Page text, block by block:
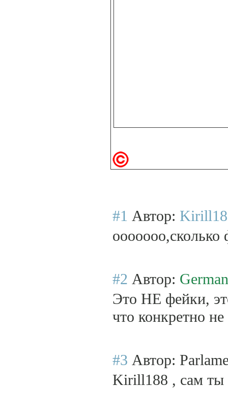
#1 Автор:
ооооооо,сколько
#2 Автор: German
Это НЕ фейки,
что конкретно
#3 Автор:
Kirill188 , сам ты